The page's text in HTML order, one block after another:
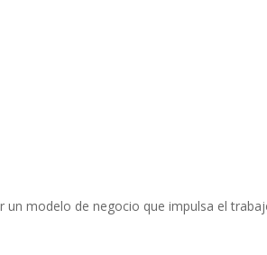
un modelo de negocio que impulsa el